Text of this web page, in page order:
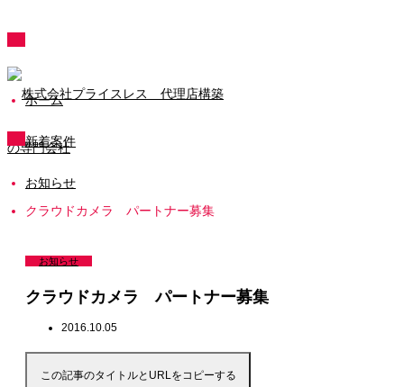
ホーム
新着案件
お知らせ
クラウドカメラ パートナー募集
お知らせ
クラウドカメラ パートナー募集
2016.10.05
この記事のタイトルとURLをコピーする